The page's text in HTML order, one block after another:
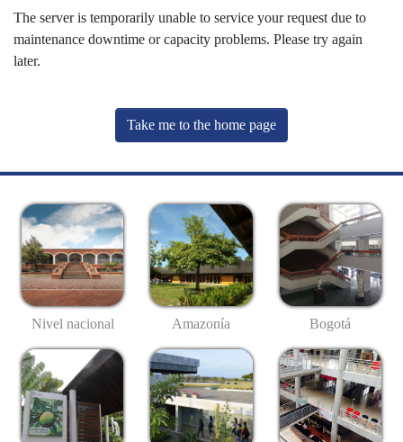
The server is temporarily unable to service your request due to
maintenance downtime or capacity problems. Please try again
later.
Take me to the home page
Nivel nacional Amazonía Bogotá